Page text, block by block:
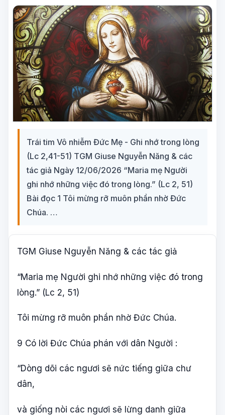
Trái tim Vô nhiễm Đức Mẹ - Ghi nhớ trong lòng
(Lc 2,41-51) TGM Giuse Nguyễn Năng & các
tác giả Ngày 12/06/2026 “Maria mẹ Người
ghi nhớ những việc đó trong lòng.” (Lc 2, 51)
Bài đọc 1 Tôi mừng rỡ muôn phần nhờ Đức
Chúa. …
TGM Giuse Nguyễn Năng & các tác giả
“Maria mẹ Người ghi nhớ những việc đó trong
lòng.” (Lc 2, 51)
Tôi mừng rỡ muôn phần nhờ Đức Chúa.
9 Có lời Đức Chúa phán với dân Người :
“Dòng dõi các ngươi sẽ nức tiếng giữa chư
dân,
và giống nòi các ngươi sẽ lừng danh giữa